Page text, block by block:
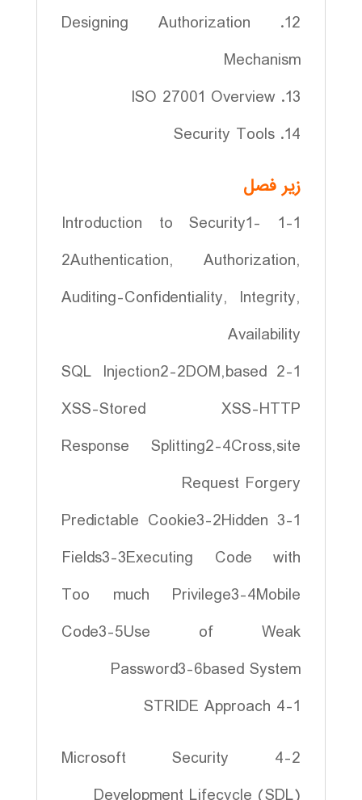
12. Designing Authorization
Mechanism
13. ISO 27001 Overview
14. Security Tools
زير فصل
1-1 Introduction to Security1-
2Authentication, Authorization,
Auditing-Confidentiality, Integrity,
Availability
2-1 SQL Injection2-2DOM,based
XSS-Stored XSS-HTTP
Response Splitting2-4Cross,site
Request Forgery
3-1 Predictable Cookie3-2Hidden
Fields3-3Executing Code with
Too much Privilege3-4Mobile
Code3-5Use of Weak
Password3-6based System
4-1 STRIDE Approach
4-2 Microsoft Security